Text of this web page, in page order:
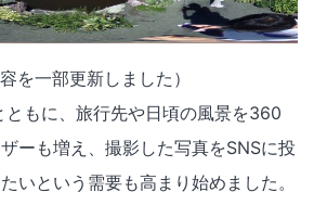
を一部更新しました）
もに、旅行先や日頃の風景を360
ーも増え、撮影した写真をSNSに投
いという需要も高まり始めました。